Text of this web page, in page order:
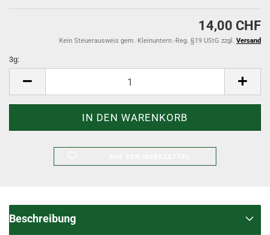
14,00 CHF
Kein Steuerausweis gem. Kleinuntern.-Reg. §19 UStG zzgl. Versand
3g:
Beschreibung